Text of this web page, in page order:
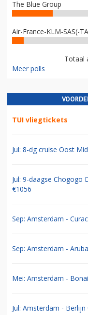
The Blue Group
Air-France-KLM-SAS(-
Totaal
Meer polls
TUI vliegtickets
Jul: 8-dg cruise Oost
Jul: 9-daagse Chogogo
€1056
Sep: Amsterdam -
Sep: Amsterdam -
Mei: Amsterdam -
Jul: Amsterdam - Berlijn